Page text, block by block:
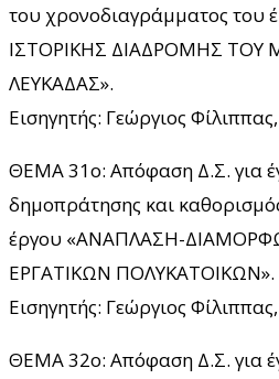
του χρονοδιαγράμματος
ΙΣΤΟΡΙΚΗΣ ΔΙΑΔΡΟΜΗΣ ΤΟΥ
ΛΕΥΚΑΔΑΣ».
Εισηγητής: Γεώργιος
ΘΕΜΑ 31ο: Απόφαση Δ.Σ. για
δημοπράτησης και
έργου «ΑΝΑΠΛΑΣΗ-
ΕΡΓΑΤΙΚΩΝ ΠΟΛΥΚΑΤΟΙΚΩΝ».
Εισηγητής: Γεώργιος
ΘΕΜΑ 32ο: Απόφαση Δ.Σ. για